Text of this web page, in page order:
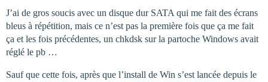
J’ai de gros soucis avec un disque dur SATA qui me fait des écrans
bleus à répétition, mais ce n’est pas la première fois que ça me fait
ça et les fois précédentes, un chkdsk sur la partoche Windows avait
réglé le pb …
Sauf que cette fois, après que l’install de Win s’est lancée depuis le